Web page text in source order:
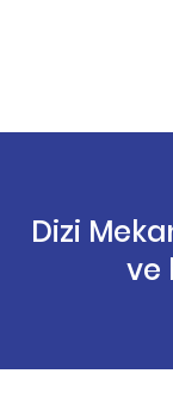
Dizi
ve